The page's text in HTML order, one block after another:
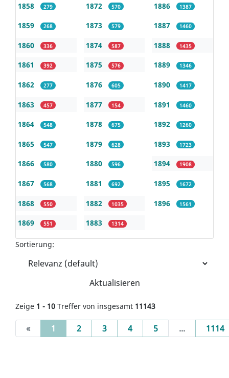
1858 279
1859 268
1860 336
1861 392
1862 277
1863 457
1864 548
1865 547
1866 580
1867 568
1868 550
1869 551
1872 570
1873 579
1874 587
1875 576
1876 605
1877 154
1878 675
1879 628
1880 596
1881 692
1882 1035
1883 1314
1886 1387
1887 1460
1888 1435
1889 1346
1890 1417
1891 1460
1892 1260
1893 1723
1894 1908
1895 1672
1896 1561
Sortierung:
Aktualisieren
Zeige 1 - 10 Treffer von insgesamt 11143
« 1 (current)
2 3 4 5 ... 1114